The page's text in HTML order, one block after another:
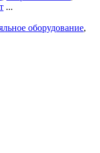
...
оборудование,